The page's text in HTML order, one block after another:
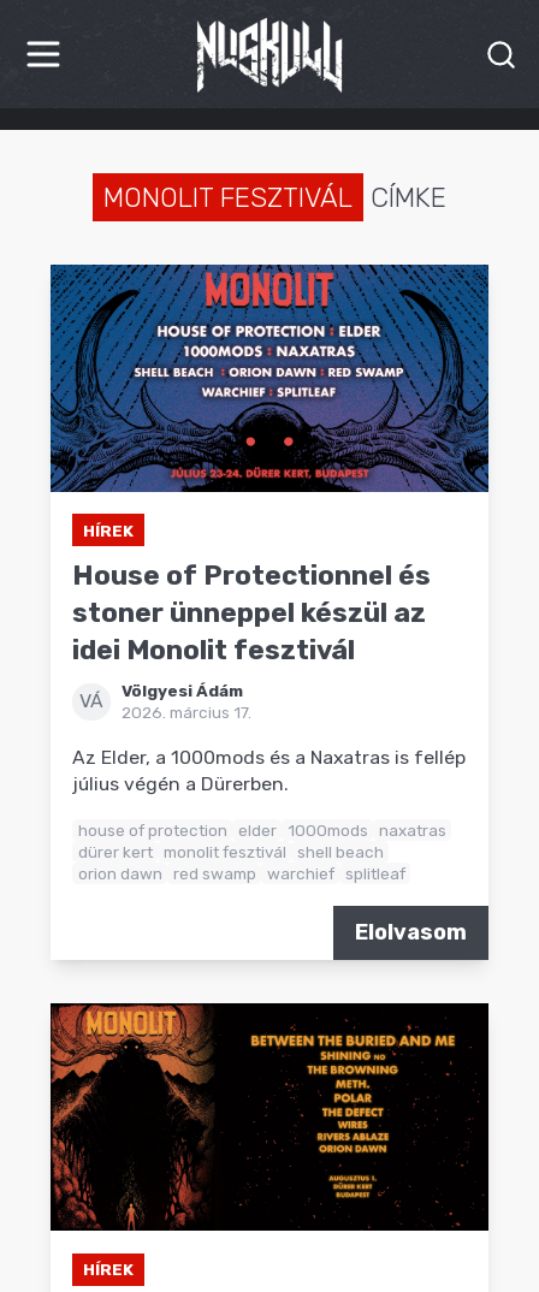
HÍREK
KRITIKÁK
INTERJÚK
PREMIEREK
KULT
MÁSVILÁG
BLOG
MONOLIT FESZTIVÁL CÍMKE
HÍREK
House of Protectionnel és
stoner ünneppel készül az
idei Monolit fesztivál
VÁ
Völgyesi Ádám
2026. március 17.
Az Elder, a 1000mods és a Naxatras is fellép
július végén a Dürerben.
house of protection elder 1000mods
naxatras
dürer kert monolit fesztivál
shell beach
orion dawn
red swamp warchief splitleaf
Elolvasom
HÍREK